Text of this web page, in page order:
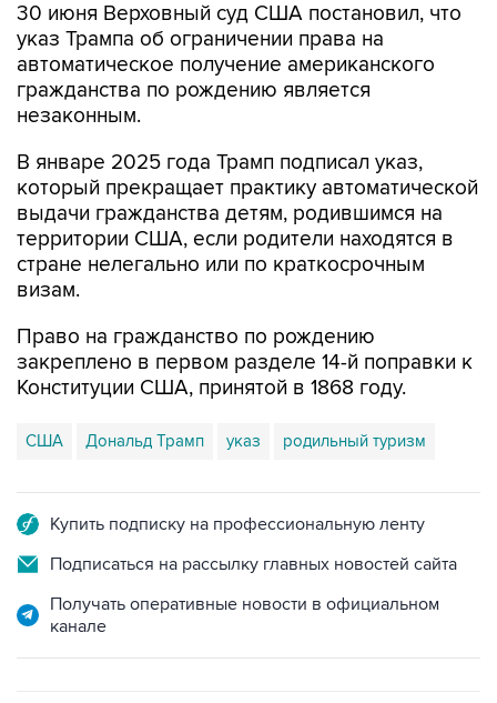
30 июня Верховный суд США постановил, что
указ Трампа об ограничении права на
автоматическое получение американского
гражданства по рождению является
незаконным.
В январе 2025 года Трамп подписал указ,
который прекращает практику автоматической
выдачи гражданства детям, родившимся на
территории США, если родители находятся в
стране нелегально или по краткосрочным
визам.
Право на гражданство по рождению
закреплено в первом разделе 14-й поправки к
Конституции США, принятой в 1868 году.
США Дональд Трамп указ родильный туризм
Купить подписку на профессиональную ленту
Подписаться на рассылку главных новостей сайта
Получать оперативные новости в официальном
канале